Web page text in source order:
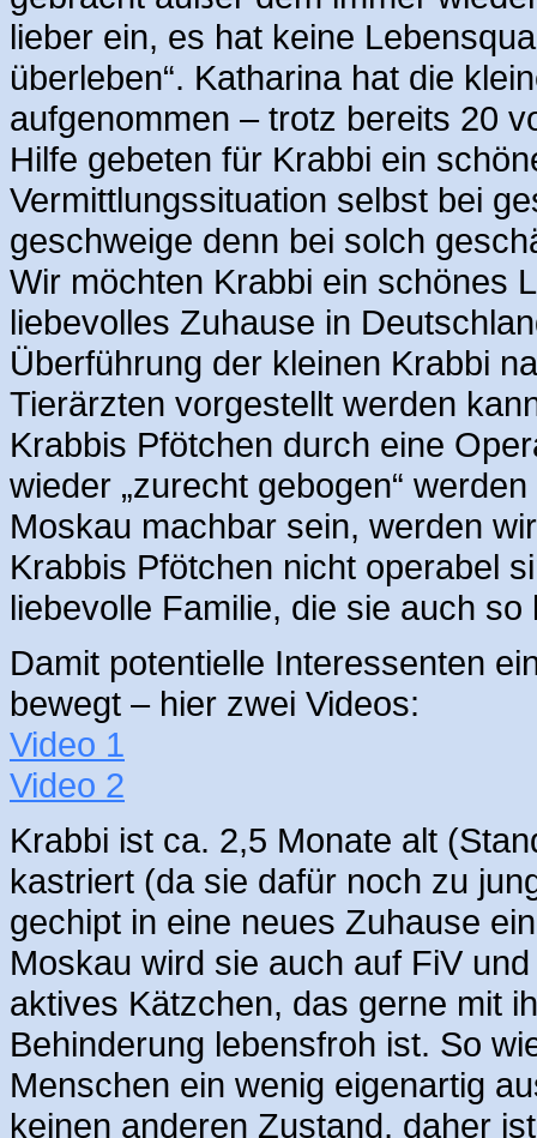
lieber ein, es hat keine
überleben“. Katharina hat die
aufgenommen – trotz bereits 20
Hilfe gebeten für Krabbi ein
Vermittlungssituation selbst bei
geschweige denn bei solch
Wir möchten Krabbi ein schönes
liebevolles Zuhause in
Überführung der kleinen Krabbi
Tierärzten vorgestellt werden
Krabbis Pfötchen durch eine
wieder „zurecht gebogen“
Moskau machbar sein, werden
Krabbis Pfötchen nicht operabel
liebevolle Familie, die sie auch so
Damit potentielle Interessenten
bewegt – hier zwei Videos:
Video 1
Video 2
Krabbi ist ca. 2,5 Monate alt
kastriert (da sie dafür noch zu
gechipt in eine neues Zuhause
Moskau wird sie auch auf FiV
aktives Kätzchen, das gerne mit
Behinderung lebensfroh ist. So
Menschen ein wenig eigenartig
keinen anderen Zustand, daher